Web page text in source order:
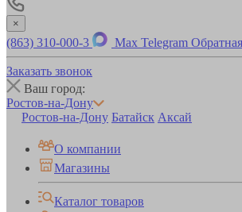
×
(863) 310-000-3 Max Telegram
Заказать звонок
Ваш город:
Ростов-на-Дону
Ростов-на-Дону Батайск Аксай
О компании
Магазины
Каталог товаров